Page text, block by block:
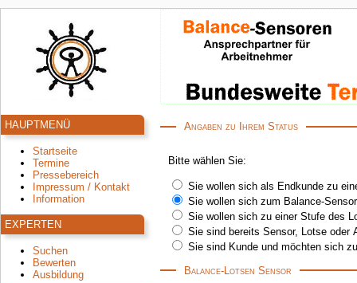
HAUPTMENÜ
Startseite
Termine
Pressebereich
Impressum / Kontakt
Information
EXPERTEN
Suchen
Bewerten
Ausbildung
Angaben zu Ihrem Status
Bitte wählen Sie:
Sie wollen sich als Endkunde zu
Sie wollen sich zum Balance-
Sie wollen sich zu einer Stufe des
Sie sind bereits Sensor, Lotse oder
Sie sind Kunde und möchten sich
Balance-Lotsen Sensor